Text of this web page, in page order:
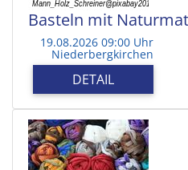
Basteln mit
19.08.2026 09:00 Uhr
Niederbergkirchen
DETAIL